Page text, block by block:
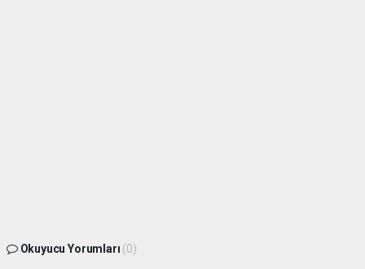
Okuyucu Yorumları (0)